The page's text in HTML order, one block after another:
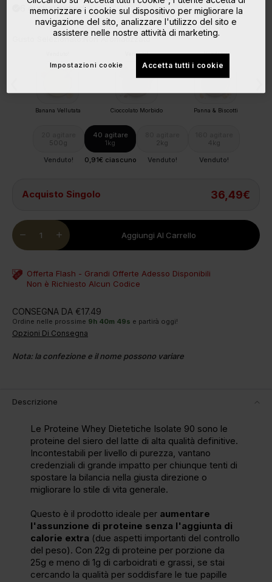
6 gusti standard
Gusto Selezionato: Non Aromatizzato
Banana Vellutata
Venduto!
Cioccolato Morbido
Venduto!
Panna & Biscotti
500g
Venduto!
40 agitare
1kg
0,91€ ciascuno
2kg
Venduto!
4kg
Venduto!
Acquisto Singolo 36,49€
remove
Quantity
add Aggiungi Al Carrello
Offerta Flash - Grandi Offerte Adesso Disponibili
Non è Richiesto Alcun Codice
CONSEGNA DA €17.49
Ordine nelle prossime 9h 40m 48s e partirà oggi!
Opzioni Di Consegna
Nota: la confezione e il nome possono variare
Descrizione
Le Proteine Whey Dietetiche Isolate 90 sono le
proteine del siero del latte di alta qualità definitive.
Incontestabili per livello di purezza, vantano
credenziali di grande impatto per chiunque tenti di
spostare la bilancia nella giusta direzione o
migliorare lo stile di vita generale.
Questo è il prodotto ideale per aumentare
l'assunzione di proteine senza l'aggiunta di
calorie extra (due aspetti importanti del controllo
del peso). Con 22g di proteine per porzione da
25g e meno di 1g di carboidrati e grassi, se stai
cercando la qualità per soddisfare le tue papille
memorizzare i cookie sul dispositivo per migliorare la
navigazione del sito, analizzare l'utilizzo del sito e
assistere nelle nostre attività di marketing.
Accetta tutti i cookie
Impostazioni cookie